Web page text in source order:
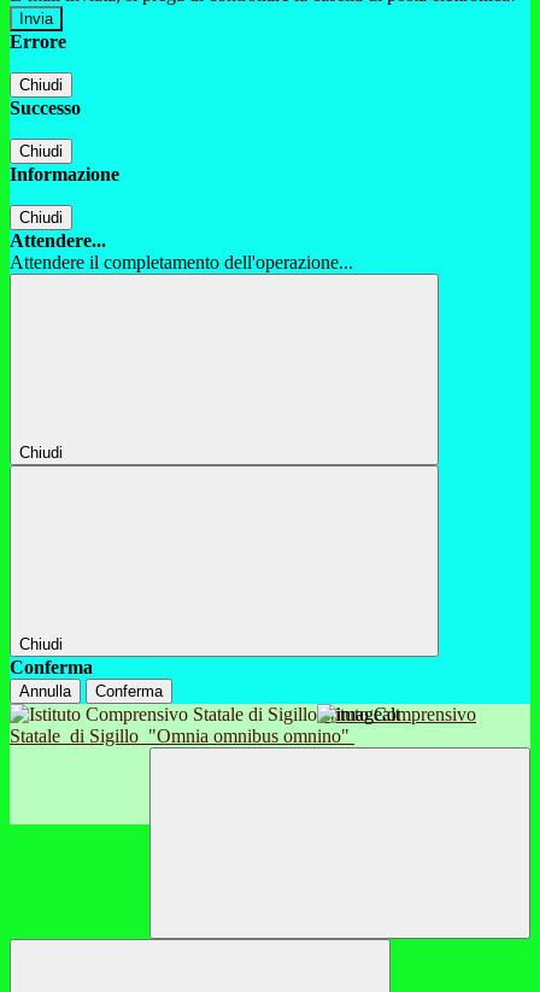
Errore
Chiudi
Successo
Chiudi
Informazione
Chiudi
Attendere...
Attendere il completamento dell'operazione...
Chiudi
Chiudi
Conferma
Annulla Conferma
Istituto Comprensivo
Statale di Sigillo "Omnia omnibus omnino"